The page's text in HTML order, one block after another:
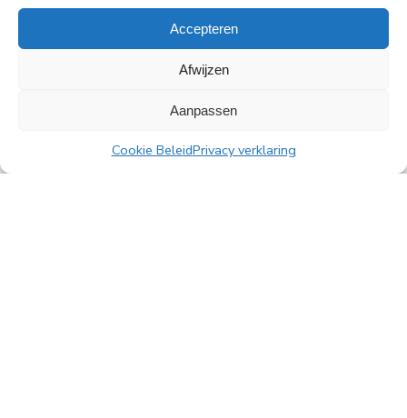
Accepteren
Afwijzen
Aanpassen
Cookie BeleidPrivacy verklaring
Alle nieuwsberichten